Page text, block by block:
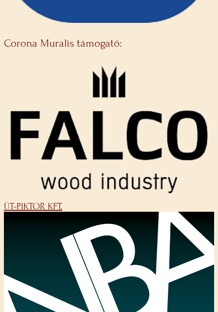
Corona Muralis támogató:
ÚT-PIKTOR KFT.